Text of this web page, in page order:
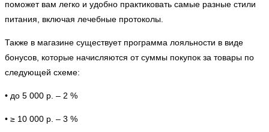
поможет вам легко и удобно практиковать самые разные стили
питания, включая лечебные протоколы.
Также в магазине существует программа лояльности в виде
бонусов, которые начисляются от суммы покупок за товары по
следующей схеме:
• до 5 000 р. – 2 %
• ≥ 10 000 р. – 3 %